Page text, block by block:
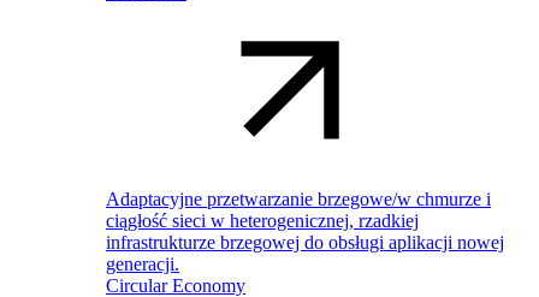
Adaptacyjne przetwarzanie brzegowe/w chmurze i
ciągłość sieci w heterogenicznej, rzadkiej
infrastrukturze brzegowej do obsługi aplikacji nowej
generacji.
Circular Economy